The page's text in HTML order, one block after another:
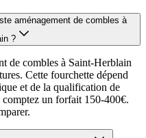
aménagement de combles à
?
de combles à Saint-Herblain
Cette fourchette dépend
et de la qualification de
un forfait 150-400€.